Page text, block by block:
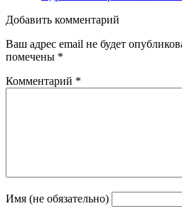
Добавить комментарий
Ваш адрес email не будет
помечены *
Комментарий *
Имя (не обязательно)